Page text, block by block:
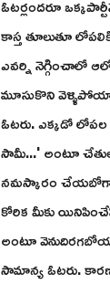
ఓటర్లందరూ
కాస్త తూలుతూ
ఎవర్ని నెగ్గించాలో
మూసుకొని
ఓటరు. ఎక్కడో లోపల
సామీ...' అంటూ
నమస్కారం చేయబోగా
కోరిక మీకు
అంటూ
సామాన్య ఓటరు.